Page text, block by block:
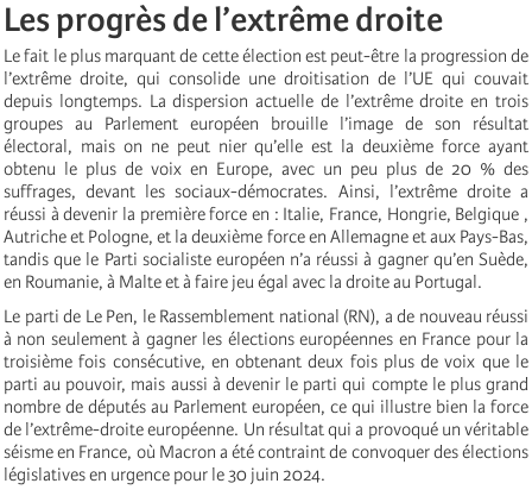
Les progrès de l’extrême droite
Le fait le plus marquant de cette élection est peut-être la progression de
l’extrême droite, qui consolide une droitisation de l’UE qui couvait
depuis longtemps. La dispersion actuelle de l’extrême droite en trois
groupes au Parlement européen brouille l’image de son résultat
électoral, mais on ne peut nier qu’elle est la deuxième force ayant
obtenu le plus de voix en Europe, avec un peu plus de 20 % des
suffrages, devant les sociaux-démocrates. Ainsi, l’extrême droite a
réussi à devenir la première force en : Italie, France, Hongrie, Belgique ,
Autriche et Pologne, et la deuxième force en Allemagne et aux Pays-Bas,
tandis que le Parti socialiste européen n’a réussi à gagner qu’en Suède,
en Roumanie, à Malte et à faire jeu égal avec la droite au Portugal.
Le parti de Le Pen, le Rassemblement national (RN), a de nouveau réussi
à non seulement à gagner les élections européennes en France pour la
troisième fois consécutive, en obtenant deux fois plus de voix que le
parti au pouvoir, mais aussi à devenir le parti qui compte le plus grand
nombre de députés au Parlement européen, ce qui illustre bien la force
de l’extrême-droite européenne. Un résultat qui a provoqué un véritable
séisme en France, où Macron a été contraint de convoquer des élections
législatives en urgence pour le 30 juin 2024.